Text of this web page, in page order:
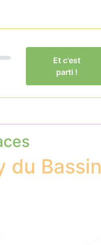
Et c'est
parti !
du Bassin